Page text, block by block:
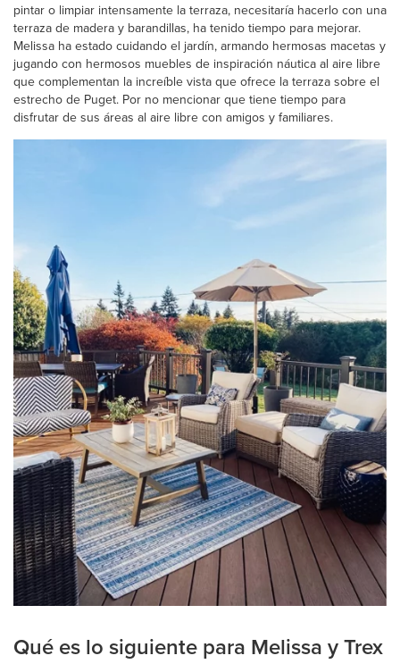
pintar o limpiar intensamente la terraza, necesitaría hacerlo con una
terraza de madera y barandillas, ha tenido tiempo para mejorar.
Melissa ha estado cuidando el jardín, armando hermosas macetas y
jugando con hermosos muebles de inspiración náutica al aire libre
que complementan la increíble vista que ofrece la terraza sobre el
estrecho de Puget. Por no mencionar que tiene tiempo para
disfrutar de sus áreas al aire libre con amigos y familiares.
Qué es lo siguiente para Melissa y Trex